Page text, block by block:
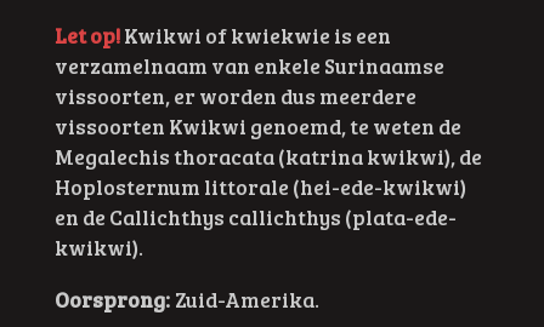
Let op!Kwikwi of kwiekwie is een
verzamelnaam van enkele Surinaamse
vissoorten, er worden dus meerdere
vissoorten Kwikwi genoemd, te weten de
Megalechis thoracata (katrina kwikwi), de
Hoplosternum littorale (hei-ede-kwikwi)
en de Callichthys callichthys (plata-ede-
kwikwi).
Oorsprong:Zuid-Amerika.